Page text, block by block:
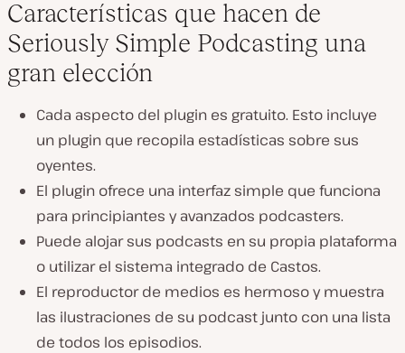
Características que hacen de
Seriously Simple Podcasting una
gran elección
Cada aspecto del plugin es gratuito. Esto incluye
un plugin que recopila estadísticas sobre sus
oyentes.
El plugin ofrece una interfaz simple que funciona
para principiantes y avanzados podcasters.
Puede alojar sus podcasts en su propia plataforma
o utilizar el sistema integrado de Castos.
El reproductor de medios es hermoso y muestra
las ilustraciones de su podcast junto con una lista
de todos los episodios.